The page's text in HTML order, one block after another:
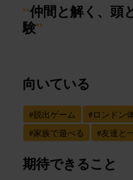
“仲間と解く、頭
験”
向いている
#脱出ゲーム #ロンドン
#家族で遊べる #友達と
期待できること